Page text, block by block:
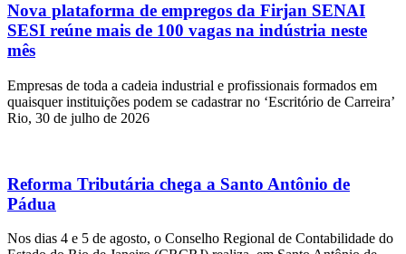
Nova plataforma de empregos da Firjan SENAI
SESI reúne mais de 100 vagas na indústria neste
mês
Empresas de toda a cadeia industrial e profissionais formados em
quaisquer instituições podem se cadastrar no ‘Escritório de Carreira’
Rio, 30 de julho de 2026
Reforma Tributária chega a Santo Antônio de
Pádua
Nos dias 4 e 5 de agosto, o Conselho Regional de Contabilidade do